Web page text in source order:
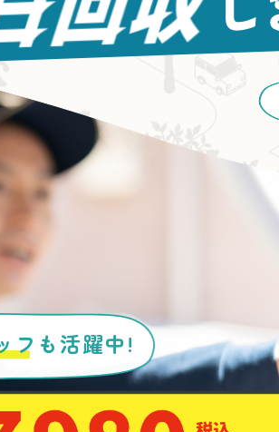
フ も活躍中!